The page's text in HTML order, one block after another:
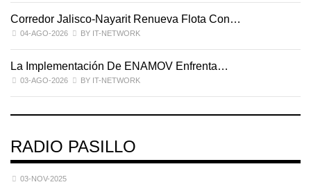
Corredor Jalisco-Nayarit Renueva Flota Con…
04-AGO-2026 BY IT-NETWORK
La Implementación De ENAMOV Enfrenta…
03-AGO-2026 BY IT-NETWORK
RADIO PASILLO
03-NOV-2025